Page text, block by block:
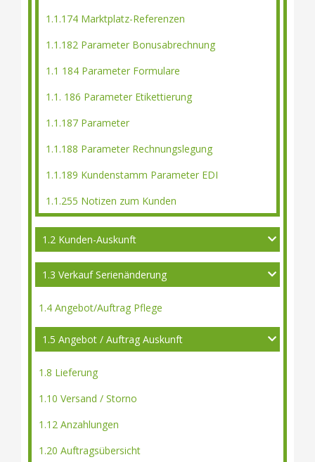
1.1.174 Marktplatz-Referenzen
1.1.182 Parameter Bonusabrechnung
1.1 184 Parameter Formulare
1.1. 186 Parameter Etikettierung
1.1.187 Parameter
1.1.188 Parameter Rechnungslegung
1.1.189 Kundenstamm Parameter EDI
1.1.255 Notizen zum Kunden
1.2 Kunden-Auskunft
1.3 Verkauf Serienänderung
1.4 Angebot/Auftrag Pflege
1.5 Angebot / Auftrag Auskunft
1.8 Lieferung
1.10 Versand / Storno
1.12 Anzahlungen
1.20 Auftragsübersicht